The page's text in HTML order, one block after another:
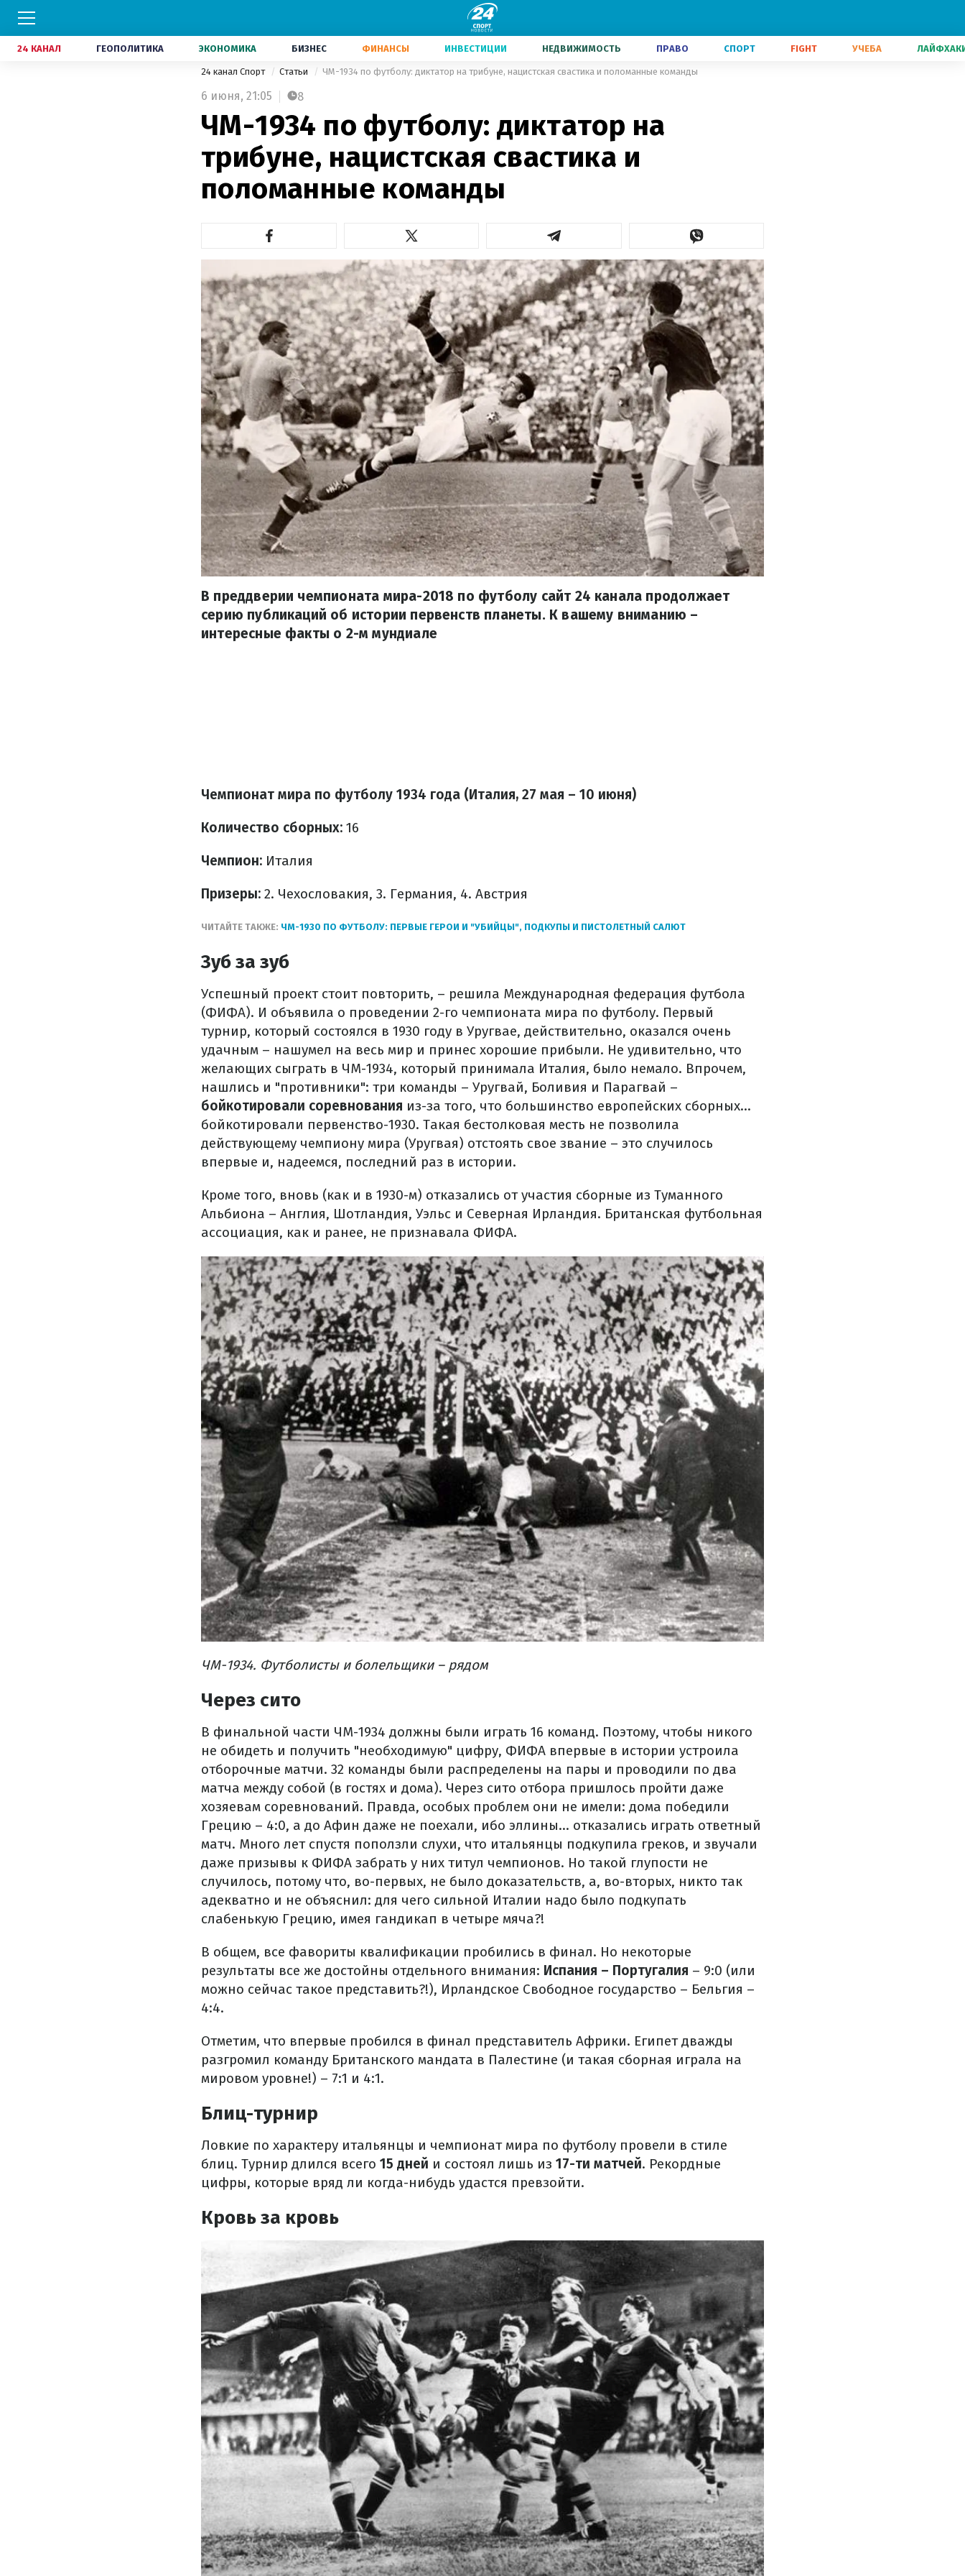
24 КАНАЛ ГЕОПОЛИТИКА ЭКОНОМИКА БИЗНЕС ФИНАНСЫ ИНВЕСТИЦИИ НЕДВИЖИМОСТЬ ПРАВО СПОРТ FIGHT УЧЕБА
24 канал Спорт Статьи ЧМ-1934 по футболу: диктатор на трибуне, нацистская свастика и поломанные команды
6 июня, 21:05 8
ЧМ-1934 по футболу: диктатор на
трибуне, нацистская свастика и
поломанные команды
В преддверии чемпионата мира-2018 по футболу сайт 24 канала продолжает
серию публикаций об истории первенств планеты. К вашему вниманию –
интересные факты о 2-м мундиале
Чемпионат мира по футболу 1934 года (Италия, 27 мая – 10 июня)
Количество сборных: 16
Чемпион: Италия
Призеры: 2. Чехословакия, 3. Германия, 4. Австрия
ЧИТАЙТЕ ТАКЖЕ: ЧМ-1930 ПО ФУТБОЛУ: ПЕРВЫЕ ГЕРОИ И "УБИЙЦЫ", ПОДКУПЫ И ПИСТОЛЕТНЫЙ САЛЮТ
Зуб за зуб
Успешный проект стоит повторить, – решила Международная федерация футбола
(ФИФА). И объявила о проведении 2-го чемпионата мира по футболу. Первый
турнир, который состоялся в 1930 году в Уругвае, действительно, оказался очень
удачным – нашумел на весь мир и принес хорошие прибыли. Не удивительно, что
желающих сыграть в ЧМ-1934, который принимала Италия, было немало. Впрочем,
нашлись и "противники": три команды – Уругвай, Боливия и Парагвай –
бойкотировали соревнования из-за того, что большинство европейских сборных...
бойкотировали первенство-1930. Такая бестолковая месть не позволила
действующему чемпиону мира (Уругвая) отстоять свое звание – это случилось
впервые и, надеемся, последний раз в истории.
Кроме того, вновь (как и в 1930-м) отказались от участия сборные из Туманного
Альбиона – Англия, Шотландия, Уэльс и Северная Ирландия. Британская футбольная
ассоциация, как и ранее, не признавала ФИФА.
ЧМ-1934. Футболисты и болельщики – рядом
Через сито
В финальной части ЧМ-1934 должны были играть 16 команд. Поэтому, чтобы никого
не обидеть и получить "необходимую" цифру, ФИФА впервые в истории устроила
отборочные матчи. 32 команды были распределены на пары и проводили по два
матча между собой (в гостях и дома). Через сито отбора пришлось пройти даже
хозяевам соревнований. Правда, особых проблем они не имели: дома победили
Грецию – 4:0, а до Афин даже не поехали, ибо эллины... отказались играть ответный
матч. Много лет спустя поползли слухи, что итальянцы подкупила греков, и звучали
даже призывы к ФИФА забрать у них титул чемпионов. Но такой глупости не
случилось, потому что, во-первых, не было доказательств, а, во-вторых, никто так
адекватно и не объяснил: для чего сильной Италии надо было подкупать
слабенькую Грецию, имея гандикап в четыре мяча?!
В общем, все фавориты квалификации пробились в финал. Но некоторые
результаты все же достойны отдельного внимания: Испания – Португалия – 9:0 (или
можно сейчас такое представить?!), Ирландское Свободное государство – Бельгия –
4:4.
Отметим, что впервые пробился в финал представитель Африки. Египет дважды
разгромил команду Британского мандата в Палестине (и такая сборная играла на
мировом уровне!) – 7:1 и 4:1.
Блиц-турнир
Ловкие по характеру итальянцы и чемпионат мира по футболу провели в стиле
блиц. Турнир длился всего 15 дней и состоял лишь из 17-ти матчей. Рекордные
цифры, которые вряд ли когда-нибудь удастся превзойти.
Кровь за кровь